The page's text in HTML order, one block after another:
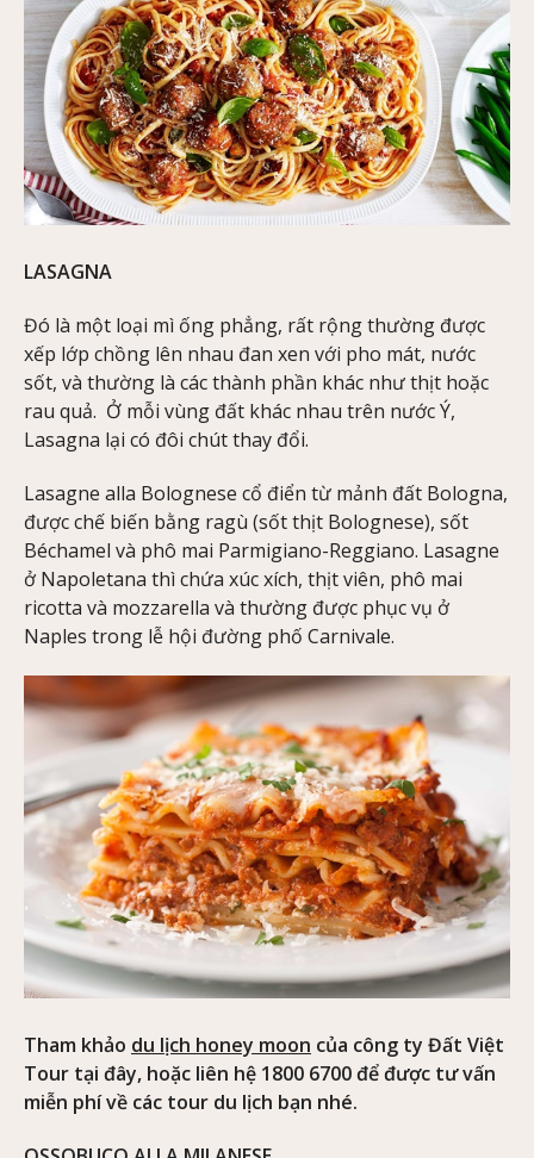
LASAGNA
Đó là một loại mì ống phẳng, rất rộng thường được
xếp lớp chồng lên nhau đan xen với pho mát, nước
sốt, và thường là các thành phần khác như thịt hoặc
rau quả. Ở mỗi vùng đất khác nhau trên nước Ý,
Lasagna lại có đôi chút thay đổi.
Lasagne alla Bolognese cổ điển từ mảnh đất Bologna,
được chế biến bằng ragù (sốt thịt Bolognese), sốt
Béchamel và phô mai Parmigiano-Reggiano. Lasagne
ở Napoletana thì chứa xúc xích, thịt viên, phô mai
ricotta và mozzarella và thường được phục vụ ở
Naples trong lễ hội đường phố Carnivale.
Tham khảo du lịch honey moon của công ty Đất Việt
Tour tại đây, hoặc liên hệ 1800 6700 để được tư vấn
miễn phí về các tour du lịch bạn nhé.